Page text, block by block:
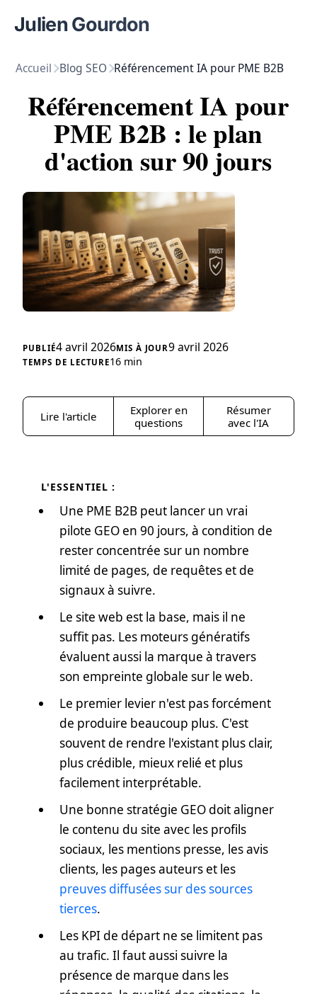
Julien Gourdon
Accueil Blog SEO Référencement IA pour PME B2B
Référencement IA pour
PME B2B : le plan
d'action sur 90 jours
4 avril 2026 9 avril 2026
16 min
Lire l'article
Explorer en
questions
Résumer
avec l'IA
L'ESSENTIEL :
Une PME B2B peut lancer un vrai
pilote GEO en 90 jours, à condition de
rester concentrée sur un nombre
limité de pages, de requêtes et de
signaux à suivre.
Le site web est la base, mais il ne
suffit pas. Les moteurs génératifs
évaluent aussi la marque à travers
son empreinte globale sur le web.
Le premier levier n'est pas forcément
de produire beaucoup plus. C'est
souvent de rendre l'existant plus clair,
plus crédible, mieux relié et plus
facilement interprétable.
Une bonne stratégie GEO doit aligner
le contenu du site avec les profils
sociaux, les mentions presse, les avis
clients, les pages auteurs et les
preuves diffusées sur des sources
tierces.
Les KPI de départ ne se limitent pas
au trafic. Il faut aussi suivre la
présence de marque dans les